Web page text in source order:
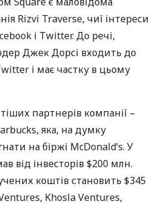
Rizvi Traverse, чиї інтереси
і Twitter. До речі,
Джек Дорсі входить до
і має частку в цьому
партнерів компанії –
яка, на думку
на біржі McDonald’s. У
від інвесторів $200 млн.
коштів становить $345
Khosla Ventures,